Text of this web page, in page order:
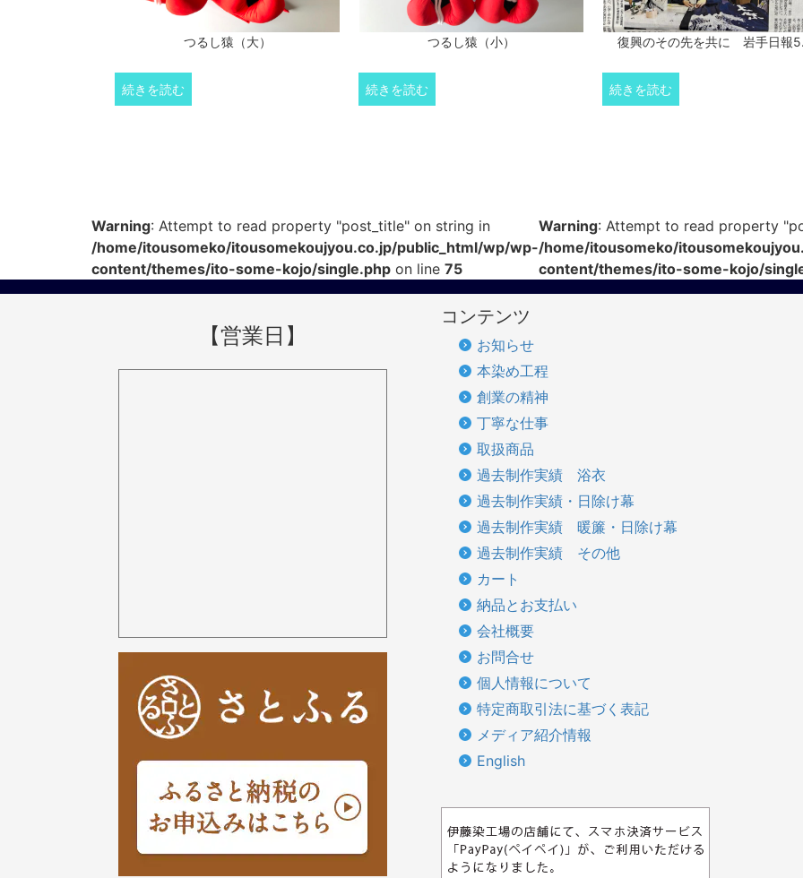
つるし猿（大）
続きを読む
つるし猿（小）
続きを読む
復興のその先を共に 岩手日報
続きを読む
Warning: Attempt to read property "post_title" on string in
/home/itousomeko/itousomekoujyou.co.jp/public_html/wp/wp-
content/themes/ito-some-kojo/single.php on line 75
Warning: Attempt to read property
/home/itousomeko/
content/themes/ito-some-kojo/
【営業日】
コンテンツ
お知らせ
本染め工程
創業の精神
丁寧な仕事
取扱商品
過去制作実績 浴衣
過去制作実績・日除け幕
過去制作実績 暖簾・日除け幕
過去制作実績 その他
カート
納品とお支払い
会社概要
お問合せ
個人情報について
特定商取引法に基づく表記
メディア紹介情報
English